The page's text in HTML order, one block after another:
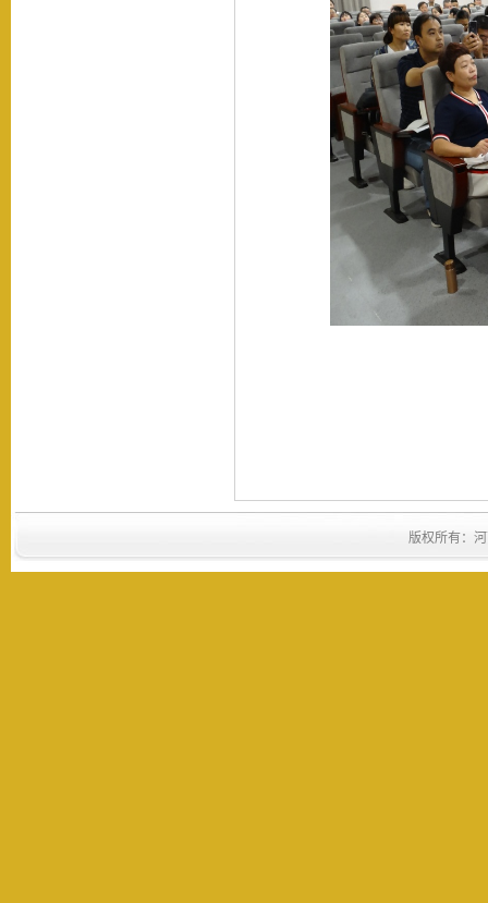
版权所有：